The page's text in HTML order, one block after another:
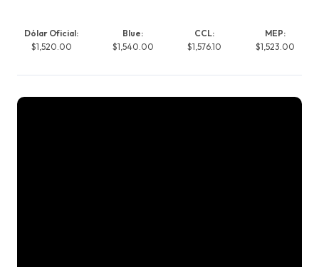
Dólar Oficial:
$1,520.00
Blue:
$1,540.00
CCL:
$1,576.10
MEP:
$1,523.00